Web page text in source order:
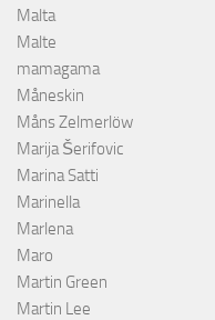
Malta
Malte
mamagama
Måneskin
Måns Zelmerlöw
Marija Šerifovic
Marina Satti
Marinella
Marlena
Maro
Martin Green
Martin Lee